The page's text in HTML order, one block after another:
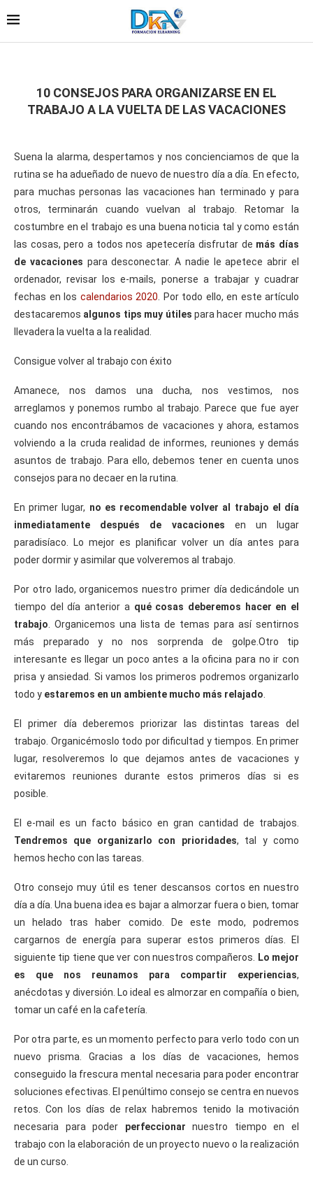
10 CONSEJOS PARA ORGANIZARSE EN EL
TRABAJO A LA VUELTA DE LAS VACACIONES
Suena la alarma, despertamos y nos concienciamos de que la
rutina se ha adueñado de nuevo de nuestro día a día. En efecto,
para muchas personas las vacaciones han terminado y para
otros, terminarán cuando vuelvan al trabajo. Retomar la
costumbre en el trabajo es una buena noticia tal y como están
las cosas, pero a todos nos apetecería disfrutar de más días
de vacaciones para desconectar. A nadie le apetece abrir el
ordenador, revisar los e-mails, ponerse a trabajar y cuadrar
fechas en los calendarios 2020 . Por todo ello, en este artículo
destacaremos algunos tips muy útiles para hacer mucho más
llevadera la vuelta a la realidad.
Consigue volver al trabajo con éxito
Amanece, nos damos una ducha, nos vestimos, nos
arreglamos y ponemos rumbo al trabajo. Parece que fue ayer
cuando nos encontrábamos de vacaciones y ahora, estamos
volviendo a la cruda realidad de informes, reuniones y demás
asuntos de trabajo. Para ello, debemos tener en cuenta unos
consejos para no decaer en la rutina.
En primer lugar, no es recomendable volver al trabajo el día
inmediatamente después de vacaciones en un lugar
paradisíaco. Lo mejor es planificar volver un día antes para
poder dormir y asimilar que volveremos al trabajo.
Por otro lado, organicemos nuestro primer día dedicándole un
tiempo del día anterior a qué cosas deberemos hacer en el
trabajo . Organicemos una lista de temas para así sentirnos
más preparado y no nos sorprenda de golpe.Otro tip
interesante es llegar un poco antes a la oficina para no ir con
prisa y ansiedad. Si vamos los primeros podremos organizarlo
todo y estaremos en un ambiente mucho más relajado
El primer día deberemos priorizar las distintas tareas del
trabajo. Organicémoslo todo por dificultad y tiempos. En primer
lugar, resolveremos lo que dejamos antes de vacaciones y
evitaremos reuniones durante estos primeros días si es
posible.
El e-mail es un facto básico en gran cantidad de trabajos.
Tendremos que organizarlo con prioridades, tal y como
hemos hecho con las tareas.
Otro consejo muy útil es tener descansos cortos en nuestro
día a día. Una buena idea es bajar a almorzar fuera o bien, tomar
un helado tras haber comido. De este modo, podremos
cargarnos de energía para superar estos primeros días. El
siguiente tip tiene que ver con nuestros compañeros.
Lo mejor
es que nos reunamos para compartir experiencias,
anécdotas y diversión. Lo ideal es almorzar en compañía o bien,
tomar un café en la cafetería.
Por otra parte, es un momento perfecto para verlo todo con un
nuevo prisma. Gracias a los días de vacaciones, hemos
conseguido la frescura mental necesaria para poder encontrar
soluciones efectivas. El penúltimo consejo se centra en nuevos
retos. Con los días de relax habremos tenido la motivación
necesaria para poder perfeccionar nuestro tiempo en el
trabajo con la elaboración de un proyecto nuevo o la realización
de un curso.